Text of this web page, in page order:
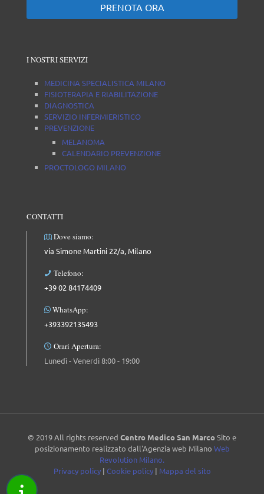
PRENOTA ORA
I NOSTRI SERVIZI
MEDICINA SPECIALISTICA MILANO
FISIOTERAPIA E RIABILITAZIONE
DIAGNOSTICA
SERVIZIO INFERMIERISTICO
PREVENZIONE
MELANOMA
CALENDARIO PREVENZIONE
PROCTOLOGO MILANO
CONTATTI
Dove siamo:
via Simone Martini 22/a, Milano
Telefono:
+39 02 84174409
WhatsApp:
+393392135493
Orari Apertura:
Lunedì - Venerdì 8:00 - 19:00
© 2019 All rights reserved Centro Medico San MarcoSito e
posizionamento realizzato dall'Agenzia web Milano Web
Revolution Milano.
Privacy policy| Cookie policy| Mappa del sito